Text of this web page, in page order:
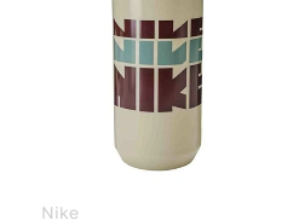
Nike